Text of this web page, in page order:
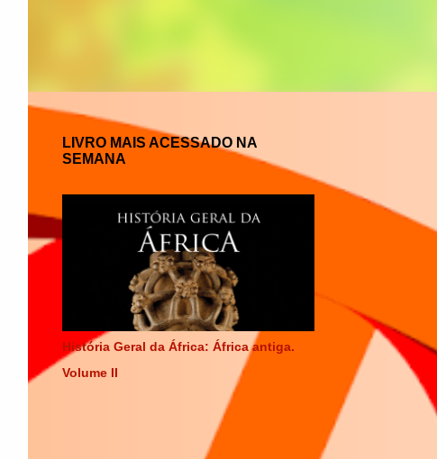
LIVRO MAIS ACESSADO NA
SEMANA
História Geral da África: África antiga.
Volume II